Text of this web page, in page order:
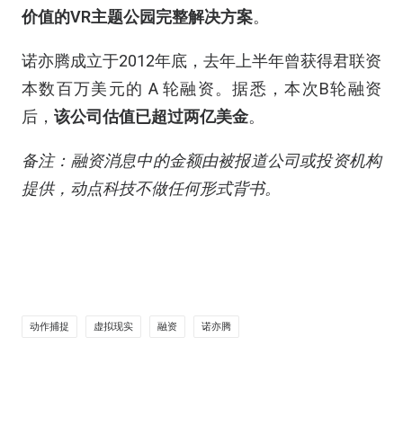
价值的VR主题公园完整解决方案。
诺亦腾成立于2012年底，去年上半年曾获得君联资
本数百万美元的 A 轮融资。据悉，本次B轮融资
后， 该公司估值已超过两亿美金。
备注：融资消息中的金额由被报道公司或投资机构
提供，动点科技不做任何形式背书。
动作捕捉 虚拟现实 融资 诺亦腾